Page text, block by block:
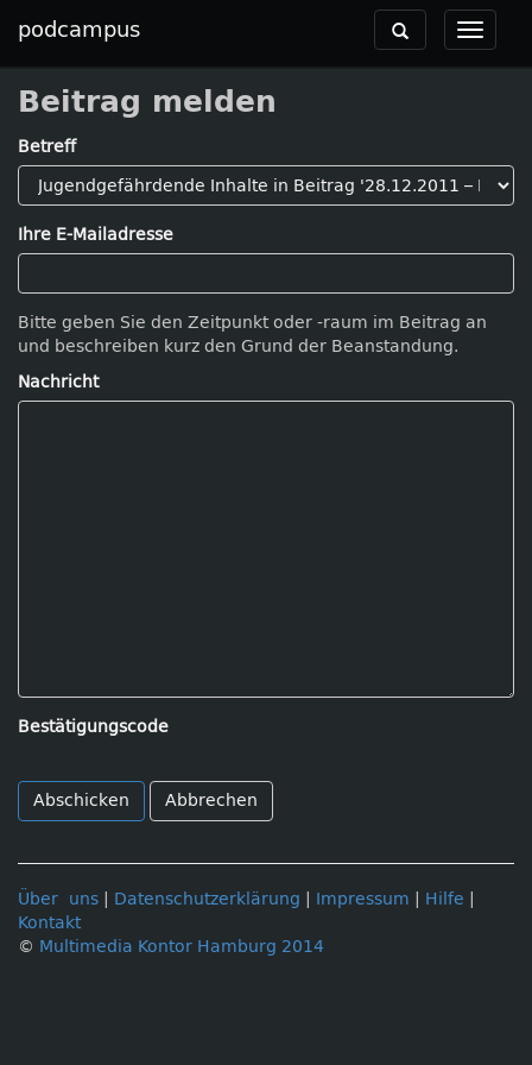
podcampus
Toggle
Toggle
navigation
Beitrag melden
Betreff
Ihre E-Mailadresse
Bitte geben Sie den Zeitpunkt oder -raum im Beitrag an
und beschreiben kurz den Grund der Beanstandung.
Nachricht
Bestätigungscode
Abbrechen
Über uns Datenschutzerklärung Impressum Hilfe
Kontakt
© Multimedia Kontor Hamburg 2014